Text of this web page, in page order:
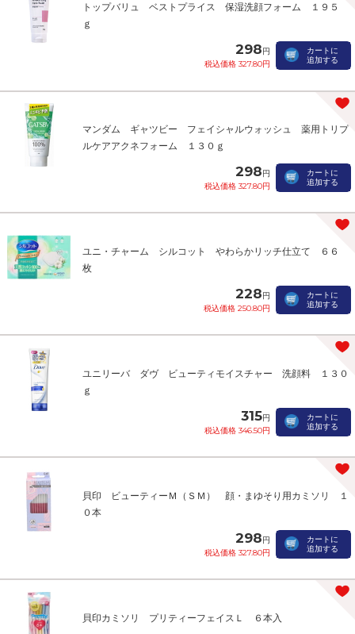
トップバリュ ベストプライス 保湿洗顔フォーム １９５
ｇ
298円
税込価格 327.80円
カートに
追加する
マンダム ギャツビー フェイシャルウォッシュ 薬用トリプ
ルケアアクネフォーム １３０ｇ
298円
税込価格 327.80円
カートに
追加する
ユニ・チャーム シルコット やわらかリッチ仕立て ６６
枚
228円
税込価格 250.80円
カートに
追加する
ユニリーバ ダヴ ビューティモイスチャー 洗顔料 １３０
ｇ
315円
税込価格 346.50円
カートに
追加する
貝印 ビューティーＭ（ＳＭ） 顔・まゆそり用カミソリ １
０本
298円
税込価格 327.80円
カートに
追加する
貝印カミソリ プリティーフェイスＬ ６本入